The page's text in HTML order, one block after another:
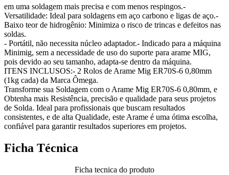
em uma soldagem mais precisa e com menos respingos.-
Versatilidade: Ideal para soldagens em aço carbono e ligas de aço.-
Baixo teor de hidrogênio: Minimiza o risco de trincas e defeitos nas
soldas.
- Portátil, não necessita núcleo adaptador.- Indicado para a máquina
Minimig, sem a necessidade de uso do suporte para arame MIG,
pois devido ao seu tamanho, adapta-se dentro da máquina.
ITENS INCLUSOS:- 2 Rolos de Arame Mig ER70S-6 0,80mm
(1kg cada) da Marca Ômega.
Transforme sua Soldagem com o Arame Mig ER70S-6 0,80mm, e
Obtenha mais Resistência, precisão e qualidade para seus projetos
de Solda. Ideal para profissionais que buscam resultados
consistentes, e de alta Qualidade, este Arame é uma ótima escolha,
confiável para garantir resultados superiores em projetos.
Ficha Técnica
Ficha tecnica do produto